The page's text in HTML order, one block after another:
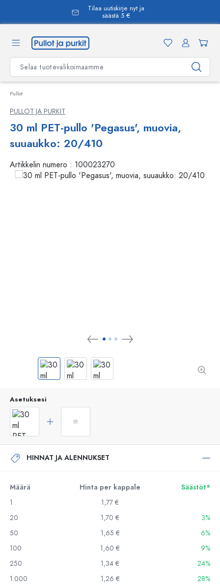
Tilaa uutiskirje nyt ja
säästä 5 €
Pullot
PULLOT JA PURKIT
30 ml PET-pullo 'Pegasus', muovia,
suuaukko: 20/410
Artikkelin numero : 100023270
Asetuksesi
HINNAT JA ALENNUKSET
Määrä Hinta per kappale
Säästöt*
1
1,77 €
20
1,70 €
3%
50
1,65 €
6%
100
1,60 €
9%
250
1,34 €
24%
1.000
1,26 €
28%